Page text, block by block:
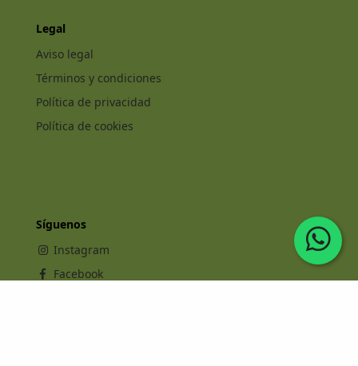
Legal
Aviso legal
Términos y condiciones
Política de privacidad
Política de cookies
Síguenos
Instagram
Facebook